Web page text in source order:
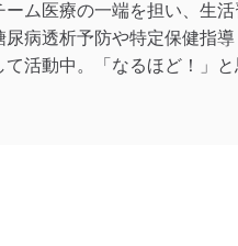
ム医療の一端を担い、生
病透析予防や特定保健指
活動中。「なるほど！」